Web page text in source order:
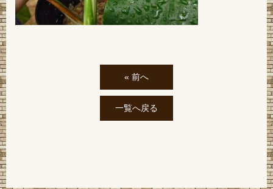
« 前へ
一覧へ戻る